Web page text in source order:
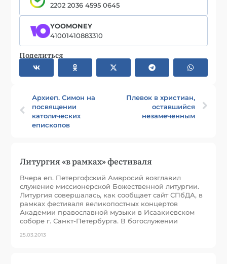
2202 2036 4595 0645
YOOMONEY
41001410883310
Поделиться
Архиеп. Симон на
посвящении
католических
епископов
Плевок в христиан,
оставшийся
незамеченным
Литургия «в рамках» фестиваля
Вчера еп. Петергофский Амвросий возглавил
служение миссионерской Божественной литургии.
Литургия совершалась, как сообщает сайт СПбДА, в
рамках фестиваля великопостных концертов
Академии православной музыки в Исаакиевском
соборе г. Санкт-Петербурга. В богослужении
25.03.2013